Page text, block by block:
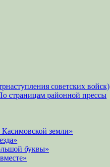
советских войск)
страницам районной прессы
земли»
буквы»